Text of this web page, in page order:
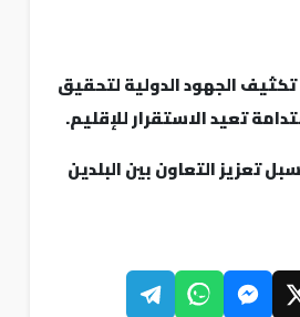
الجهود الدولية لتحقيق
تعيد الاستقرار للإقليم.
تعزيز التعاون بين البلدين